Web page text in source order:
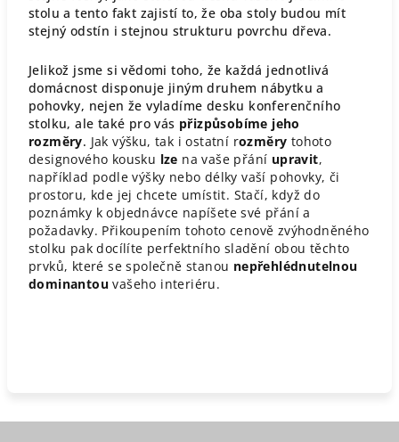
stolu a tento fakt zajistí to, že oba stoly budou mít
stejný odstín i stejnou strukturu povrchu dřeva.
Jelikož jsme si vědomi toho, že každá jednotlivá
domácnost disponuje jiným druhem nábytku a
pohovky, nejen že vyladíme desku konferenčního
stolku, ale také pro vás přizpůsobíme jeho
rozměry. Jak výšku, tak i ostatní rozměry tohoto
designového kousku lze na vaše přání upravit,
například podle výšky nebo délky vaší pohovky, či
prostoru, kde jej chcete umístit. Stačí, když do
poznámky k objednávce napíšete své přání a
požadavky. Přikoupením tohoto cenově zvýhodněného
stolku pak docílíte perfektního sladění obou těchto
prvků, které se společně stanou nepřehlédnutelnou
dominantouvašeho interiéru.